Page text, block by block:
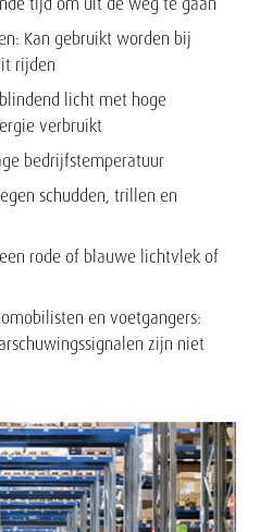
Kan gebruikt worden bij
rijden
licht met hoge
verbruikt
bedrijfstemperatuur
schudden, trillen en
rode of blauwe lichtvlek of
en voetgangers:
zijn niet